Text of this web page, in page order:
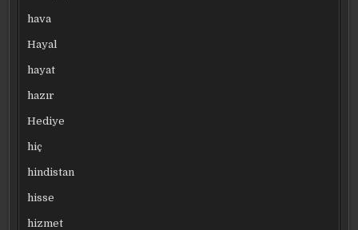
hava
Hayal
hayat
hazır
Hediye
hiç
hindistan
hisse
hizmet